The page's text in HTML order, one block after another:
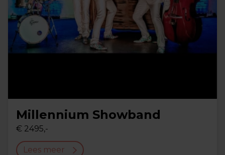
Millennium Showband
€ 2495,-
Lees meer